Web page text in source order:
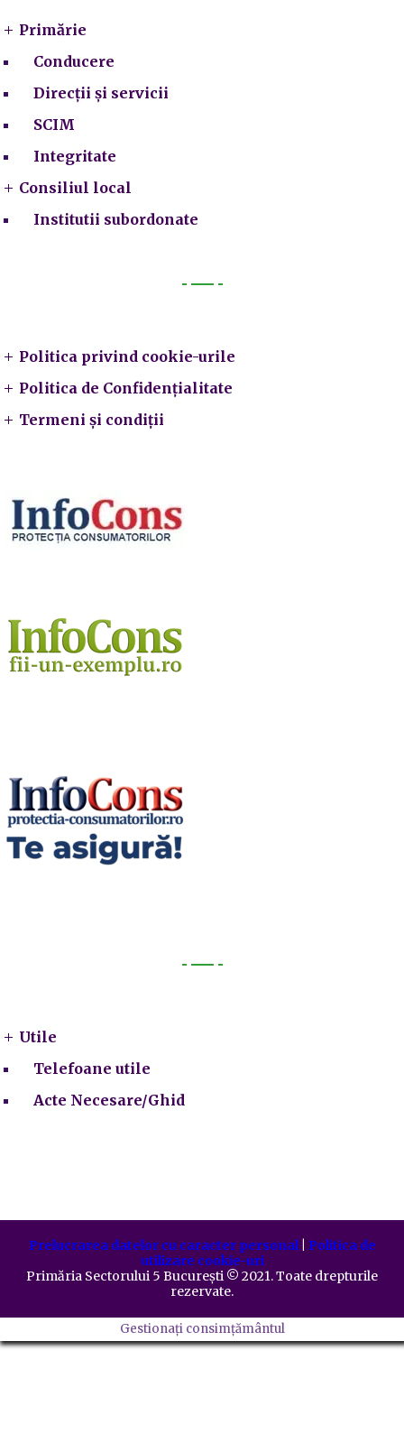
Primărie
Conducere
Direcții și servicii
SCIM
Integritate
Consiliul local
Institutii subordonate
Politica privind cookie-urile
Politica de Confidențialitate
Termeni și condiții
Utile
Telefoane utile
Acte Necesare/Ghid
Prelucrarea datelor cu caracter personal| Politica de
utilizare cookie-uri
Primăria Sectorului 5 București ©️ 2021. Toate drepturile
rezervate.
Gestionați consimțământul